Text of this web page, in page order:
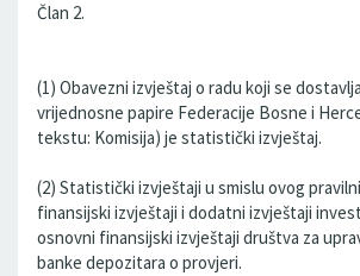
Član 2.
(1) Obavezni izvještaj o radu koji se
vrijednosne papire Federacije Bosne i
tekstu: Komisija) je statistički izvještaj.
(2) Statistički izvještaji u smislu ovog
finansijski izvještaji i dodatni izvještaji
osnovni finansijski izvještaji društva za
banke depozitara o provjeri.